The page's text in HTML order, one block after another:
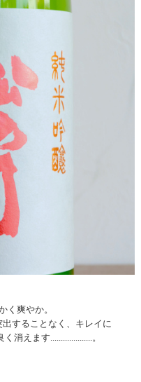
く爽やか。
することなく、キレイに
消えます....................。